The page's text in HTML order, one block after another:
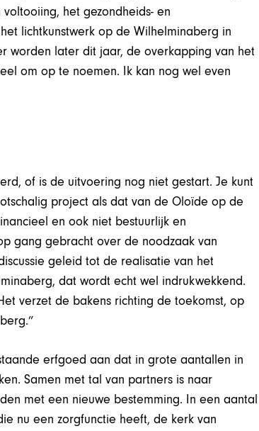
het gezondheids- en
lichtkunstwerk op de Wilhelminaberg in
worden later dit jaar, de overkapping van het
om op te noemen. Ik kan nog wel even
of is de uitvoering nog niet gestart. Je kunt
project als dat van de Oloïde op de
en ook niet bestuurlijk en
gang gebracht over de noodzaak van
geleid tot de realisatie van het
dat wordt echt wel indrukwekkend.
verzet de bakens richting de toekomst, op
erfgoed aan dat in grote aantallen in
Samen met tal van partners is naar
met een nieuwe bestemming. In een aantal
nu een zorgfunctie heeft, de kerk van